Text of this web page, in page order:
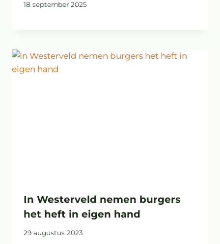
18 september 2025
In Westerveld nemen burgers
het heft in eigen hand
29 augustus 2023